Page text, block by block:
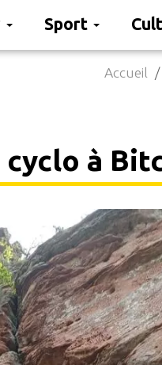
Sport
Accueil
cyclo à